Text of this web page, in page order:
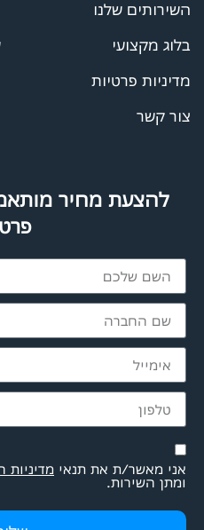
השירותים שלנו
בלוג מקצועי
מדיניות פרטיות
צור קשר
להצעת מחיר
אני מאשר/ת את תנאי מדיניות
ומתן השירות.